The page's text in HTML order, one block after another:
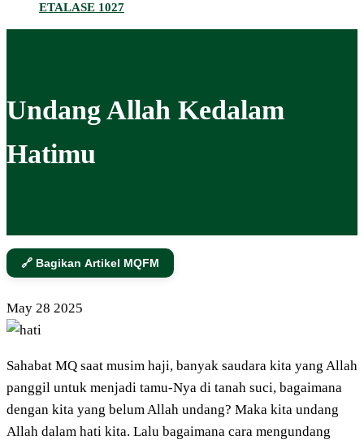
ETALASE 1027
Undang Allah Kedalam
Hatimu
🔗 Bagikan Artikel MQFM
May 28 2025
Sahabat MQ saat musim haji, banyak saudara kita yang Allah
panggil untuk menjadi tamu-Nya di tanah suci, bagaimana
dengan kita yang belum Allah undang? Maka kita undang
Allah dalam hati kita. Lalu bagaimana cara mengundang